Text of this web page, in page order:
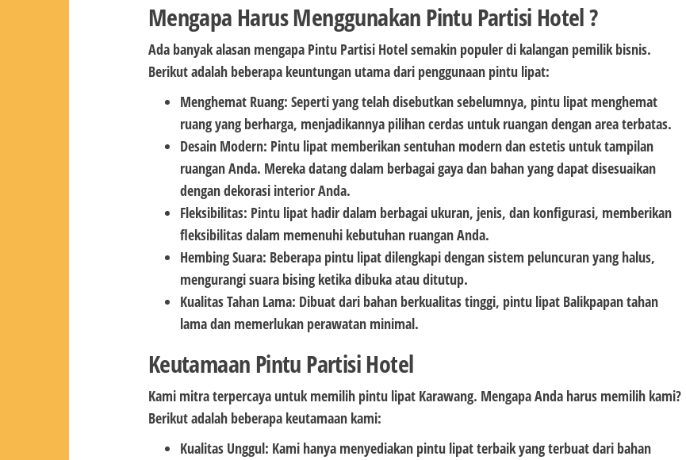
Mengapa Harus Menggunakan Pintu Partisi Hotel ?
Ada banyak alasan mengapa Pintu Partisi Hotel semakin populer di kalangan pemilik bisnis.
Berikut adalah beberapa keuntungan utama dari penggunaan pintu lipat:
Menghemat Ruang: Seperti yang telah disebutkan sebelumnya, pintu lipat menghemat
ruang yang berharga, menjadikannya pilihan cerdas untuk ruangan dengan area terbatas.
Desain Modern: Pintu lipat memberikan sentuhan modern dan estetis untuk tampilan
ruangan Anda. Mereka datang dalam berbagai gaya dan bahan yang dapat disesuaikan
dengan dekorasi interior Anda.
Fleksibilitas: Pintu lipat hadir dalam berbagai ukuran, jenis, dan konfigurasi, memberikan
fleksibilitas dalam memenuhi kebutuhan ruangan Anda.
Hembing Suara: Beberapa pintu lipat dilengkapi dengan sistem peluncuran yang halus,
mengurangi suara bising ketika dibuka atau ditutup.
Kualitas Tahan Lama: Dibuat dari bahan berkualitas tinggi, pintu lipat Balikpapan tahan
lama dan memerlukan perawatan minimal.
Keutamaan Pintu Partisi Hotel
Kami mitra terpercaya untuk memilih pintu lipat Karawang. Mengapa Anda harus memilih kami?
Berikut adalah beberapa keutamaan kami:
Kualitas Unggul: Kami hanya menyediakan pintu lipat terbaik yang terbuat dari bahan